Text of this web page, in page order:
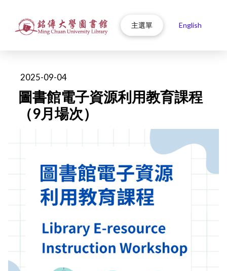
主選單 English
2025-09-04
圖書館電子資源利用教育課程
（9月場次）